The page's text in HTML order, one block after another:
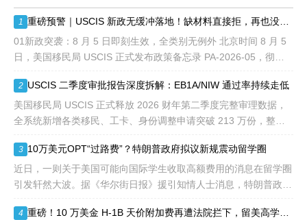
28.6%，即大约4万个移民
签证，都会用于满足"优
先"移民类别的申请。EB1A
不需要雇主支持、不用办理
等的限制，所以也愈来愈受
到中国杰出人才的青睐。
1
01新政突袭：8 月 5 日即刻生效，全类别无例外 北京时间 8 月 5
日，美国移民局 USCIS 正式发布政策备忘录 PA-2026-05，彻底
2 USCIS 二季度审批报告深度拆解：EB1A/NIW 通过率持续走低
美国移民局 USCIS 正式释放 2026 财年第二季度完整审理数据，
全系统新增各类移民、工卡、身份调整申请突破 213 万份，整体
3 10万美元OPT“过路费”？特朗普政府拟议新规震动留学圈
近日，一则关于美国可能向国际学生收取高额费用的消息在留学圈
引发轩然大波。据《华尔街日报》援引知情人士消息，特朗普政府
中可能包括高达10万美元
4